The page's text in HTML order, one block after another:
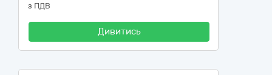
з ПДВ
Дивитись